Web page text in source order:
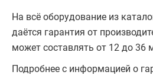
На всё оборудование из
даётся гарантия от
может составлять от 12 до 36
Подробнее с информацией о